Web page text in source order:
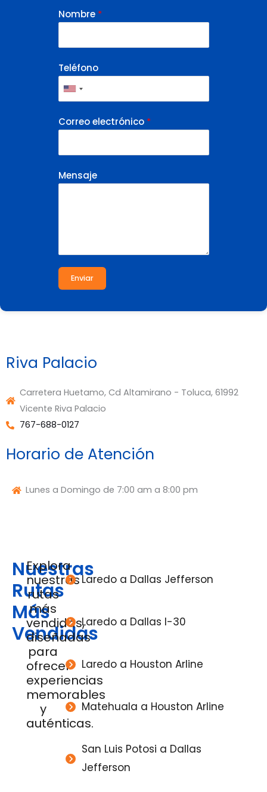
Nombre *
Teléfono
Correo electrónico *
Mensaje
Enviar
Riva Palacio
Carretera Huetamo, Cd Altamirano - Toluca, 61992
Vicente Riva Palacio
767-688-0127
Horario de Atención
Lunes a Domingo de 7:00 am a 8:00 pm
Nuestras
Rutas
Más
Vendidas
Explora
nuestras
rutas
más
vendidas,
diseñadas
para
ofrecer
experiencias
memorables
y
auténticas.
Laredo a Dallas Jefferson
Laredo a Dallas I-30
Laredo a Houston Arline
Matehuala a Houston Arline
San Luis Potosi a Dallas
Jefferson